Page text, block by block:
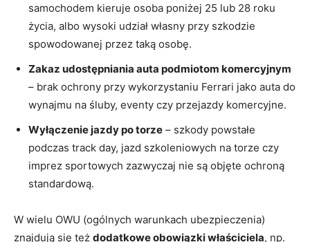
samochodem kieruje osoba poniżej 25 lub 28 roku
życia, albo wysoki udział własny przy szkodzie
spowodowanej przez taką osobę.
Zakaz udostępniania auta podmiotom komercyjnym
– brak ochrony przy wykorzystaniu Ferrari jako auta do
wynajmu na śluby, eventy czy przejazdy komercyjne.
Wyłączenie jazdy po torze – szkody powstałe
podczas track day, jazd szkoleniowych na torze czy
imprez sportowych zazwyczaj nie są objęte ochroną
standardową.
W wielu OWU (ogólnych warunkach ubezpieczenia)
znajdują się też dodatkowe obowiązki właściciela, np.